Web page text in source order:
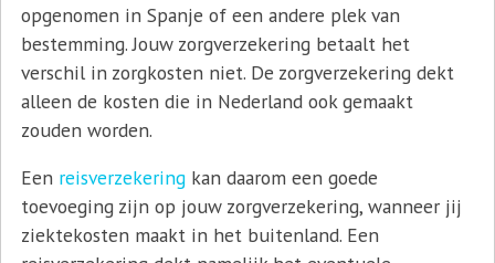
opgenomen in Spanje of een andere plek van
bestemming. Jouw zorgverzekering betaalt het
verschil in zorgkosten niet. De zorgverzekering dekt
alleen de kosten die in Nederland ook gemaakt
zouden worden.
Een reisverzekeringkan daarom een goede
toevoeging zijn op jouw zorgverzekering, wanneer jij
ziektekosten maakt in het buitenland. Een